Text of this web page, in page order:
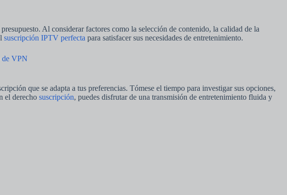
Al considerar factores como la selección de contenido, la calidad de la
suscripción IPTV perfecta para satisfacer sus necesidades de entretenimiento.
que se adapta a tus preferencias. Tómese el tiempo para investigar sus opciones,
el derecho suscripción, puedes disfrutar de una transmisión de entretenimiento fluida y